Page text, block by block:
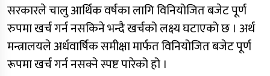
सरकारले चालु आर्थिक वर्षका लागि विनियोजित बजेट पूर्ण
रुपमा खर्च गर्न नसकिने भन्दै खर्चको लक्ष्य घटाएको छ । अर्थ
मन्त्रालयले अर्धवार्षिक समीक्षा मार्फत विनियोजित बजेट पूर्ण
रूपमा खर्च गर्न नसक्ने स्पष्ट पारेको हो ।